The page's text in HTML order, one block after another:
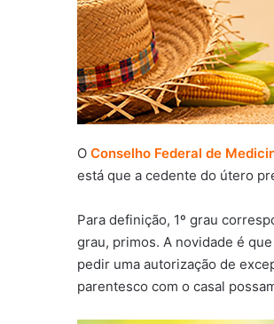
O Conselho Federal de
está que a cedente do útero
Para definição, 1º grau
grau, primos. A novidade é
pedir uma autorização de
parentesco com o casal